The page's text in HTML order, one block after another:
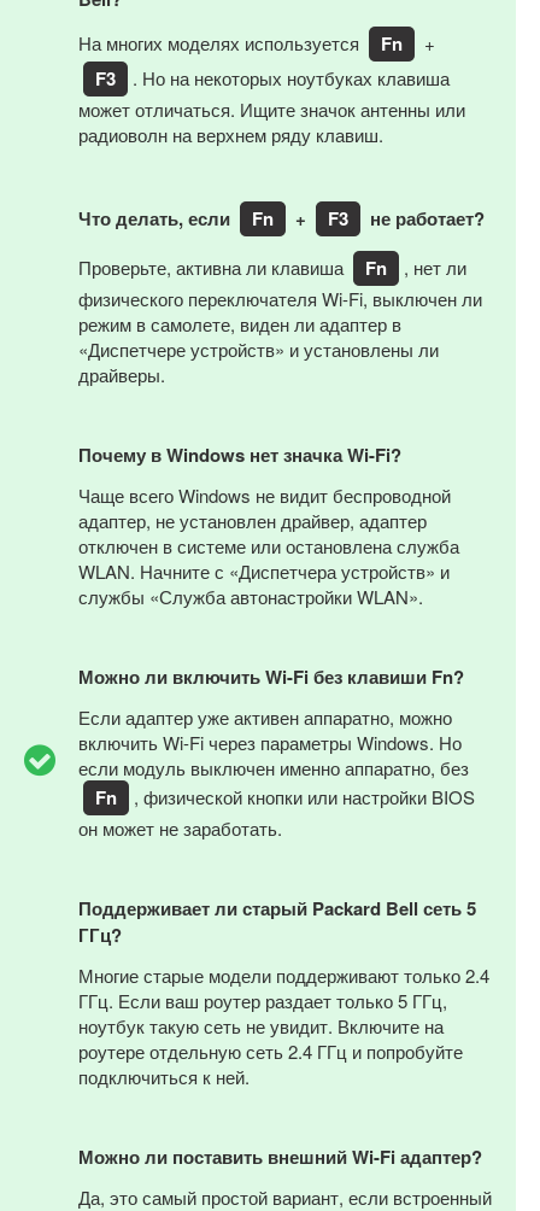
На многих моделях используется Fn +
F3
. Но на некоторых ноутбуках клавиша
может отличаться. Ищите значок антенны или
радиоволн на верхнем ряду клавиш.
Что делать, если Fn + F3 не работает?
Проверьте, активна ли клавиша Fn
, нет ли
физического переключателя Wi-Fi, выключен ли
режим в самолете, виден ли адаптер в
«Диспетчере устройств» и установлены ли
драйверы.
Почему в Windows нет значка Wi-Fi?
Чаще всего Windows не видит беспроводной
адаптер, не установлен драйвер, адаптер
отключен в системе или остановлена служба
WLAN. Начните с «Диспетчера устройств» и
службы «Служба автонастройки WLAN».
Можно ли включить Wi-Fi без клавиши Fn?
Если адаптер уже активен аппаратно, можно
включить Wi-Fi через параметры Windows. Но
если модуль выключен именно аппаратно, без
Fn
, физической кнопки или настройки BIOS
он может не заработать.
Поддерживает ли старый Packard Bell сеть 5
ГГц?
Многие старые модели поддерживают только 2.4
ГГц. Если ваш роутер раздает только 5 ГГц,
ноутбук такую сеть не увидит. Включите на
роутере отдельную сеть 2.4 ГГц и попробуйте
подключиться к ней.
Можно ли поставить внешний Wi-Fi адаптер?
Да, это самый простой вариант, если встроенный